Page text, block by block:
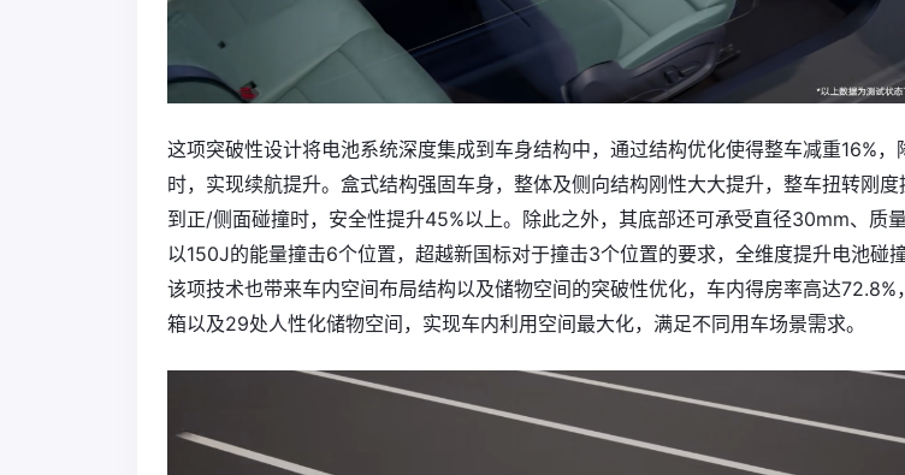
这项突破性设计将电池系统深度集成到车身结构中，通过结构优化使得整车减重16%，
时，实现续航提升。盒式结构强固车身，整体及侧向结构刚性大大提升，整车扭转刚度
到正/侧面碰撞时，安全性提升45%以上。除此之外，其底部还可承受直径30mm、质
以150J的能量撞击6个位置，超越新国标对于撞击3个位置的要求，全维度提升电池碰撞
该项技术也带来车内空间布局结构以及储物空间的突破性优化，车内得房率高达72.8%
箱以及29处人性化储物空间，实现车内利用空间最大化，满足不同用车场景需求。